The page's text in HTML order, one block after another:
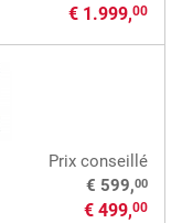
€ 1.999,00
Prix conseillé
€ 599,00
€ 499,00